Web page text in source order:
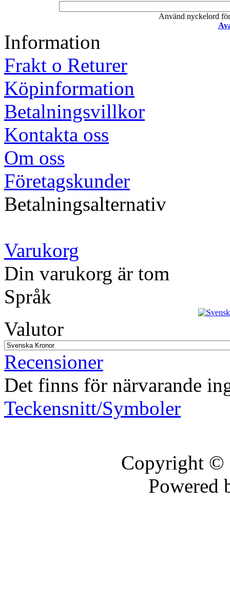
Använd nyckelord
Information
Frakt o Returer
Köpinformation
Betalningsvillkor
Kontakta oss
Om oss
Företagskunder
Betalningsalternativ
Varukorg
Din varukorg är tom
Språk
Valutor
Recensioner
Det finns för närvarande
Teckensnitt/Symboler
Copyright
Powered